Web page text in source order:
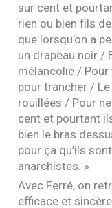
sur cent et
rien ou bien fils
que lorsqu’on a
un drapeau noir /
mélancolie /
pour trancher /
rouillées / Pour ne
cent et pourtant
bien le bras
pour ça qu’ils
anarchistes. »
Avec Ferré, on
efficace et